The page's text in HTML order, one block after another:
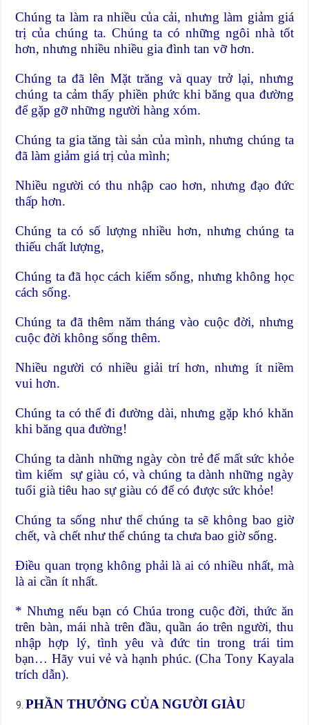
Chúng ta làm ra nhiều của cải, nhưng làm giảm giá
trị của chúng ta. Chúng ta có những ngôi nhà tốt
hơn, nhưng nhiều nhiều gia đình tan vỡ hơn.
Chúng ta đã lên Mặt trăng và quay trở lại, nhưng
chúng ta cảm thấy phiền phức khi băng qua đường
để gặp gỡ những người hàng xóm.
Chúng ta gia tăng tài sản của mình, nhưng chúng ta
đã làm giảm giá trị của mình;
Nhiều người có thu nhập cao hơn, nhưng đạo đức
thấp hơn.
Chúng ta có số lượng nhiều hơn, nhưng chúng ta
thiếu chất lượng,
Chúng ta đã học cách kiếm sống, nhưng không học
cách sống.
Chúng ta đã thêm năm tháng vào cuộc đời, nhưng
cuộc đời không sống thêm.
Nhiều người có nhiều giải trí hơn, nhưng ít niềm
vui hơn.
Chúng ta có thể đi đường dài, nhưng gặp khó khăn
khi băng qua đường!
Chúng ta dành những ngày còn trẻ để mất sức khỏe
tìm kiếm sự giàu có, và chúng ta dành những ngày
tuổi già tiêu hao sự giàu có để có được sức khỏe!
Chúng ta sống như thể chúng ta sẽ không bao giờ
chết, và chết như thể chúng ta chưa bao giờ sống.
Điều quan trọng không phải là ai có nhiều nhất, mà
là ai cần ít nhất.
* Nhưng nếu bạn có Chúa trong cuộc đời, thức ăn
trên bàn, mái nhà trên đầu, quần áo trên người, thu
nhập hợp lý, tình yêu và đức tin trong trái tim
bạn… Hãy vui vẻ và hạnh phúc. (Cha Tony Kayala
trích dẫn).
PHẦN THƯỞNG CỦA NGƯỜI GIÀU